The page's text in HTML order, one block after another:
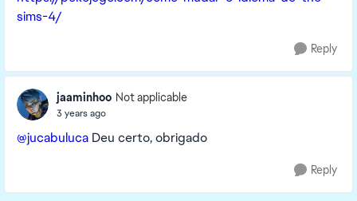
sims-4/
Reply
jaaminhoo Not applicable
3 years ago
@jucabuluca Deu certo, obrigado
Reply